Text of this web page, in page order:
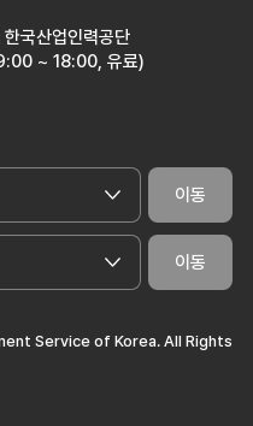
국산업인력공단
~ 18:00, 유료)
이동
이동
Service of Korea. All Rights